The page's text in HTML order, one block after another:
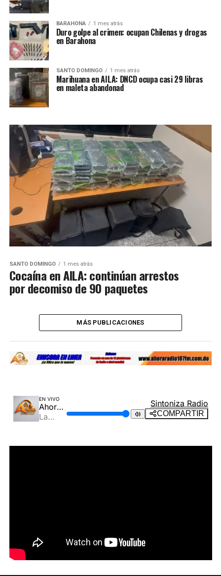
BARAHONA 1 mes atrás
Duro golpe al crimen: ocupan Chilenas y drogas
en Barahona
SANTO DOMINGO 1 mes atrás
Marihuana en AILA: DNCD ocupa casi 29 libras
en maleta abandonad
SANTO DOMINGO 1 mes atrás
Cocaína en AILA: continúan arrestos
por decomiso de 90 paquetes
MÁS PUBLICACIONES